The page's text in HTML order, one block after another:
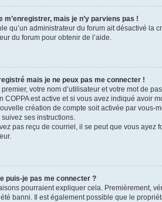
m’enregistrer, mais je n’y parviens pas !
qu’un administrateur du forum ait désactivé
du forum pour obtenir de l’aide.
mais je ne peux pas me connecter !
votre nom d’utilisateur et votre mot de
COPPA est active et si vous avez indiqué avoir
création de compte soit activée par vous-
ses instructions.
pas reçu de courriel, il se peut que vous
puis-je pas me connecter ?
pourraient expliquer cela. Premièrement,
été banni. Il est également possible que le